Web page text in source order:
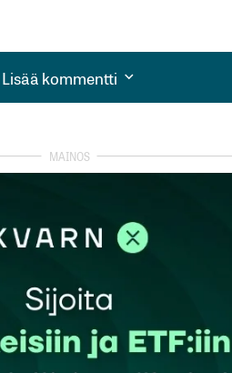
Lisää kommentti
Lisää kommentti